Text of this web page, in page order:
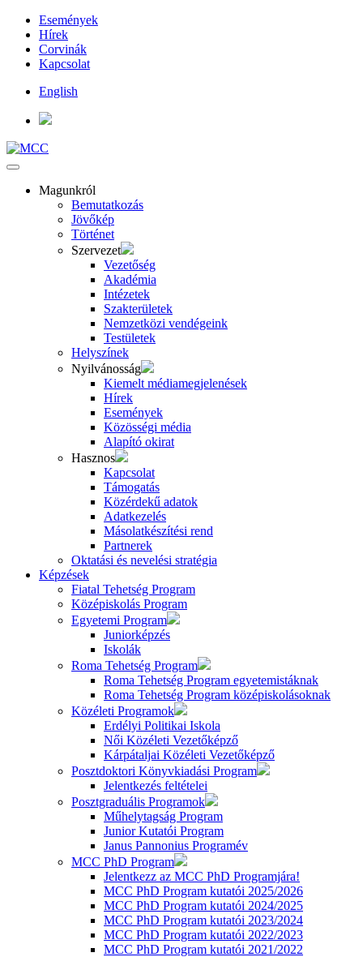
Események
Hírek
Corvinák
Kapcsolat
English
Magunkról
Bemutatkozás
Jövőkép
Történet
Szervezet
Vezetőség
Akadémia
Intézetek
Szakterületek
Nemzetközi vendégeink
Testületek
Helyszínek
Nyilvánosság
Kiemelt médiamegjelenések
Hírek
Események
Közösségi média
Alapító okirat
Hasznos
Kapcsolat
Támogatás
Közérdekű adatok
Adatkezelés
Másolatkészítési rend
Partnerek
Oktatási és nevelési stratégia
Képzések
Fiatal Tehetség Program
Középiskolás Program
Egyetemi Program
Juniorképzés
Iskolák
Roma Tehetség Program
Roma Tehetség Program egyetemistáknak
Roma Tehetség Program középiskolásoknak
Közéleti Programok
Erdélyi Politikai Iskola
Női Közéleti Vezetőképző
Kárpátaljai Közéleti Vezetőképző
Posztdoktori Könyvkiadási Program
Jelentkezés feltételei
Posztgraduális Programok
Műhelytagság Program
Junior Kutatói Program
Janus Pannonius Programév
MCC PhD Program
Jelentkezz az MCC PhD Programjára!
MCC PhD Program kutatói 2025/2026
MCC PhD Program kutatói 2024/2025
MCC PhD Program kutatói 2023/2024
MCC PhD Program kutatói 2022/2023
MCC PhD Program kutatói 2021/2022